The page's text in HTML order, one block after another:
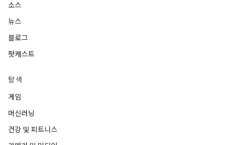
소스
뉴스
블로그
팟캐스트
탐색
게임
머신러닝
건강 및 피트니스